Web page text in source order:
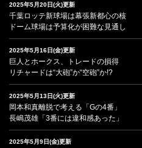
2025年5月20日(火)更新
千葉ロッテ新球場は幕張新都心の核
ドーム球場は予算化が困難な見通し
2025年5月16日(金)更新
巨人とホークス、トレードの損得
リチャードは“大砲”か“空砲”か!?
2025年5月13日(火)更新
岡本和真離脱で考える「Gの4番」
長嶋茂雄「3番には違和感あった」
2025年5月9日(金)更新